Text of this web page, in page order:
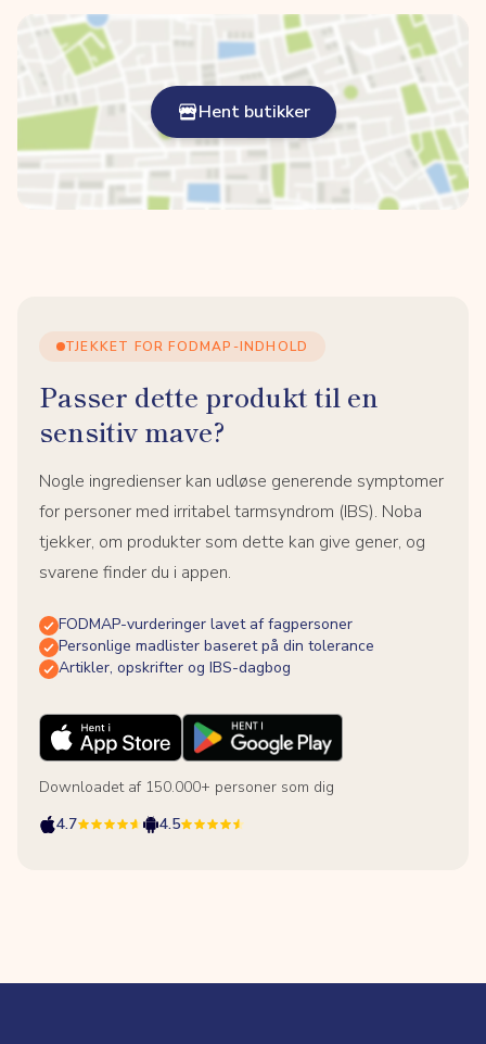
Hent butikker
TJEKKET FOR FODMAP-INDHOLD
Passer dette produkt til en
sensitiv mave?
Nogle ingredienser kan udløse generende symptomer
for personer med irritabel tarmsyndrom (IBS). Noba
tjekker, om produkter som dette kan give gener, og
svarene finder du i appen.
FODMAP-vurderinger lavet af fagpersoner
Personlige madlister baseret på din tolerance
Artikler, opskrifter og IBS-dagbog
Downloadet af 150.000+ personer som dig
4.7
4.5